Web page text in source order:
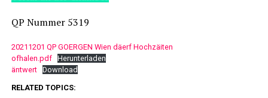
QP Nummer 5319
20211201 QP GOERGEN Wien däerf Hochzäiten
ofhalen.pdf
Herunterladen
äntwert
Download
RELATED TOPICS: